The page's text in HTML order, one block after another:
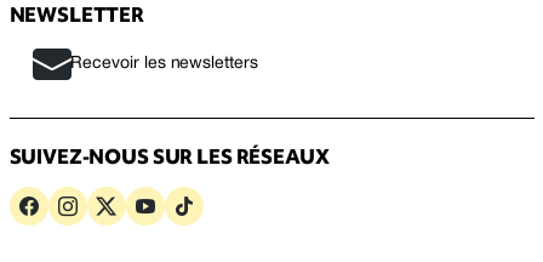
NEWSLETTER
Recevoir les newsletters
SUIVEZ-NOUS SUR LES RÉSEAUX